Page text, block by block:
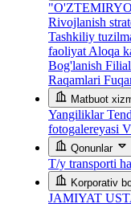
Rivojlanish
Tashkiliy
faoliyat Aloqa
Bog'lanish
Raqamlari
Matbuot
Yangiliklar
fotogalereyasi
Qonunlar
T/y transporti
Korporativ
JAMIYAT